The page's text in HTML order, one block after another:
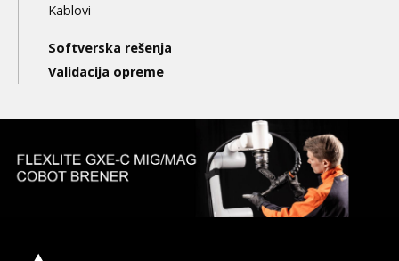
Kablovi
Softverska rešenja
Validacija opreme